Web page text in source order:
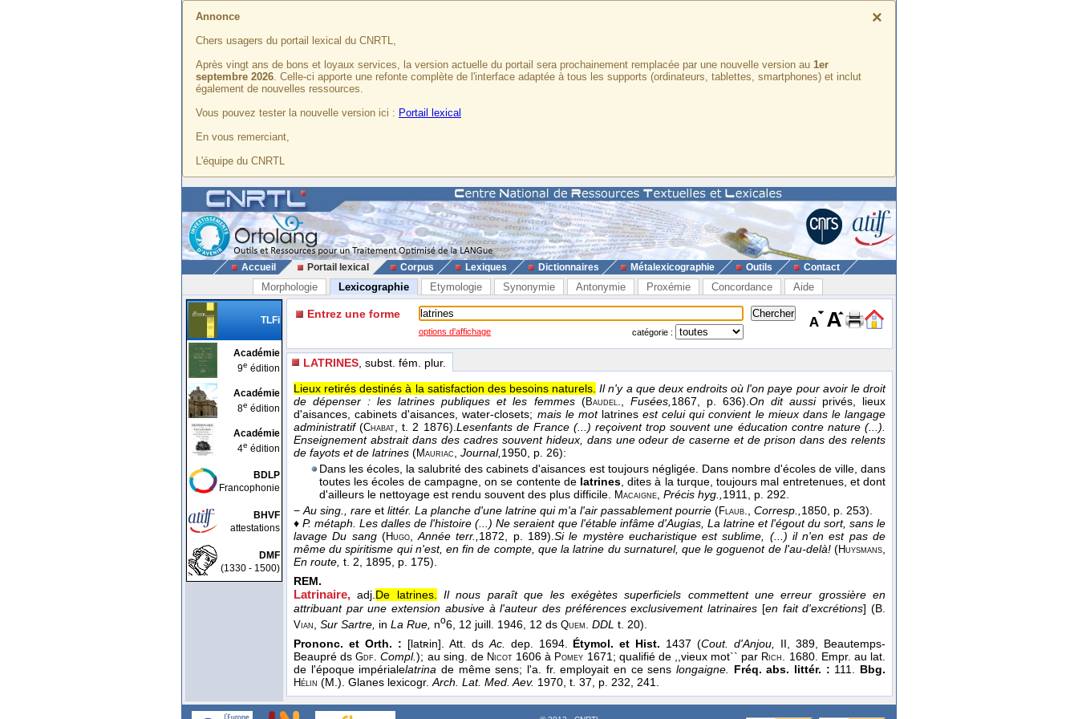
×
Annonce
Chers usagers du portail lexical du CNRTL,
Après vingt ans de bons et loyaux services, la version actuelle du portail sera prochainement remplacée par une nouvelle version au 1er
septembre 2026. Celle-ci apporte une refonte complète de l'interface adaptée à tous les supports (ordinateurs, tablettes, smartphones) et inclut
également de nouvelles ressources.
Vous pouvez tester la nouvelle version ici : Portail lexical
En vous remerciant,
L'équipe du CNRTL
Accueil Portail lexical Corpus Lexiques Dictionnaires Métalexicographie Outils Contact
Morphologie Lexicographie Etymologie Synonymie Antonymie Proxémie Concordance Aide
TLFi
Académie
9e édition
Académie
8e édition
Académie
4e édition
BDLP
Francophonie
BHVF
attestations
DMF
(1330 - 1500)
Entrez une forme
options d'affichage catégorie :
LATRINES , subst. fém. plur.
Lieux retirés destinés à la satisfaction des besoins naturels. Il n'y a que deux endroits où l'on paye pour avoir le droit
de dépenser : les latrines publiques et les femmes (Baudel., Fusées,1867, p. 636).On dit aussi privés, lieux
d'aisances, cabinets d'aisances, water-closets; mais le mot latrines est celui qui convient le mieux dans le langage
administratif(Chabat, t. 2 1876).Lesenfants de France (...) reçoivent trop souvent une éducation contre nature (...).
Enseignement abstrait dans des cadres souvent hideux, dans une odeur de caserne et de prison dans des relents
de fayots et de latrines (Mauriac, Journal,1950, p. 26):
Dans les écoles, la salubrité des cabinets d'aisances est toujours négligée. Dans nombre d'écoles de ville, dans
toutes les écoles de campagne, on se contente de latrines, dites à la turque, toujours mal entretenues, et dont
d'ailleurs le nettoyage est rendu souvent des plus difficile. Macaigne, Précis hyg.,1911, p. 292.
−Au sing., rare et littér. La planche d'une latrine qui m'a l'air passablement pourrie (Flaub., Corresp.,1850, p. 253).
♦P. métaph. Les dalles de l'histoire (...) Ne seraient que l'étable infâme d'Augias, La latrine et l'égout du sort, sans le
lavage Du sang (Hugo,Année terr.,1872, p. 189).Si le mystère eucharistique est sublime, (...) il n'en est pas de
même du spiritisme qui n'est, en fin de compte, que la latrine du surnaturel, que le goguenot de l'au-delà! (Huysmans,
En route, t. 2, 1895, p. 175).
REM.
Latrinaire, adj.De latrines. Il nous paraît que les exégètes superficiels commettent une erreur grossière en
attribuant par une extension abusive à l'auteur des préférences exclusivement latrinaires [en fait d'excrétions] (B.
Vian Sur Sartre, in La Rue, no6 , 12 juill. 1946 , 12 ds Quem DDL t. 20).
Prononc. et Orth. : [latʀin]. Att. ds Ac. dep. 1694. Étymol. et Hist. 1437 (Cout. d'Anjou, II, 389, Beautemps-
Beaupré dsGdf .Compl.); au sing. de Nicot 1606 à Pomey 1671; qualifié de ,,vieux mot`` par Rich
. 1680. Empr. au lat.
de l'époque impérialelatrinade même sens; l'a. fr. employait en ce senslongaigne. Fréq. abs. littér. : 111. Bbg.
Hélin (M.). Glanes lexicogr. Arch. Lat. Med. Aev. 1970, t. 37, p. 232, 241.